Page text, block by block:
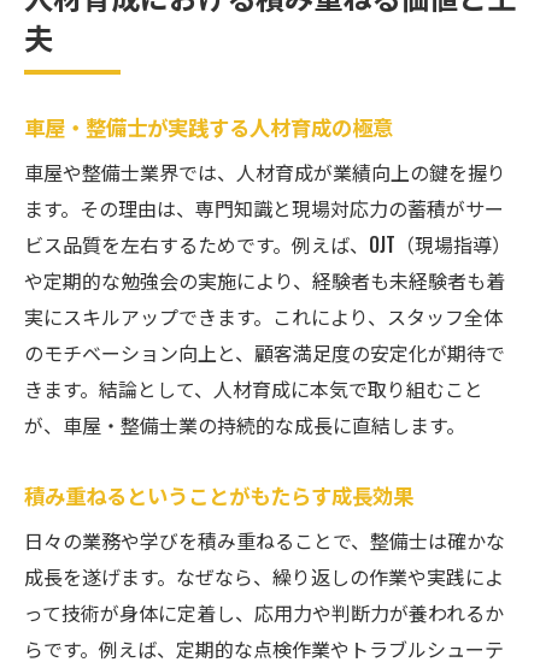
夫
車屋・整備士が実践する人材育成の極意
車屋や整備士業界では、人材育成が業績向上の鍵を握り
ます。その理由は、専門知識と現場対応力の蓄積がサー
ビス品質を左右するためです。例えば、OJT（現場指導）
や定期的な勉強会の実施により、経験者も未経験者も着
実にスキルアップできます。これにより、スタッフ全体
のモチベーション向上と、顧客満足度の安定化が期待で
きます。結論として、人材育成に本気で取り組むこと
が、車屋・整備士業の持続的な成長に直結します。
積み重ねるということがもたらす成長効果
日々の業務や学びを積み重ねることで、整備士は確かな
成長を遂げます。なぜなら、繰り返しの作業や実践によ
って技術が身体に定着し、応用力や判断力が養われるか
らです。例えば、定期的な点検作業やトラブルシューテ